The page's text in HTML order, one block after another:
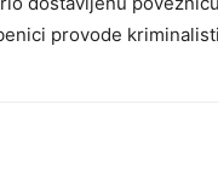
provode